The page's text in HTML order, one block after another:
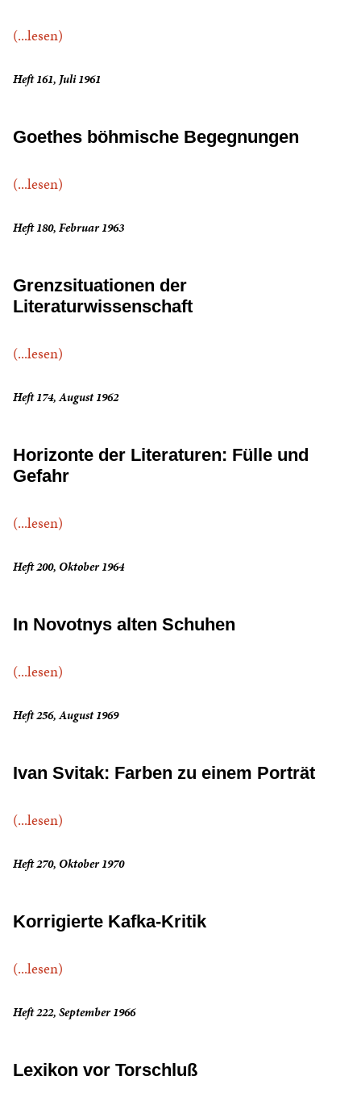
(...lesen)
Heft 161, Juli 1961
Goethes böhmische Begegnungen
(...lesen)
Heft 180, Februar 1963
Grenzsituationen der
Literaturwissenschaft
(...lesen)
Heft 174, August 1962
Horizonte der Literaturen: Fülle und
Gefahr
(...lesen)
Heft 200, Oktober 1964
In Novotnys alten Schuhen
(...lesen)
Heft 256, August 1969
Ivan Svitak: Farben zu einem Porträt
(...lesen)
Heft 270, Oktober 1970
Korrigierte Kafka-Kritik
(...lesen)
Heft 222, September 1966
Lexikon vor Torschluß